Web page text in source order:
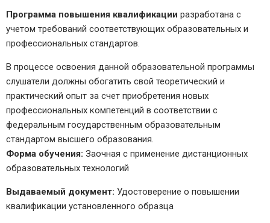
Программа повышения квалификации разработана с
учетом требований соответствующих образовательных и
профессиональных стандартов.
В процессе освоения данной образовательной программы
слушатели должны обогатить свой теоретический и
практический опыт за счет приобретения новых
профессиональных компетенций в соответствии с
федеральным государственным образовательным
стандартом высшего образования.
Форма обучения: Заочная с применение дистанционных
образовательных технологий
Выдаваемый документ: Удостоверение о повышении
квалификации установленного образца